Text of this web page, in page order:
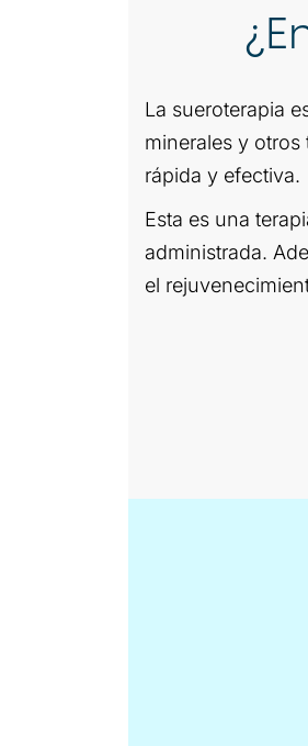
La sueroterapia
minerales y
rápida y efectiva.
Esta es una
administrada.
el